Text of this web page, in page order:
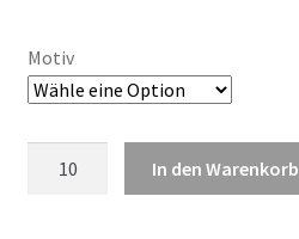
Motiv
In den Warenkorb